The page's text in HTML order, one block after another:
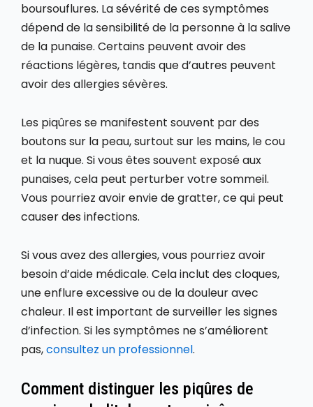
boursouflures. La sévérité de ces symptômes
dépend de la sensibilité de la personne à la salive
de la punaise. Certains peuvent avoir des
réactions légères, tandis que d’autres peuvent
avoir des allergies sévères.
Les piqûres se manifestent souvent par des
boutons sur la peau, surtout sur les mains, le cou
et la nuque. Si vous êtes souvent exposé aux
punaises, cela peut perturber votre sommeil.
Vous pourriez avoir envie de gratter, ce qui peut
causer des infections.
Si vous avez des allergies, vous pourriez avoir
besoin d’aide médicale. Cela inclut des cloques,
une enflure excessive ou de la douleur avec
chaleur. Il est important de surveiller les signes
d’infection. Si les symptômes ne s’améliorent
pas,consultez un professionnel.
Comment distinguer les piqûres de